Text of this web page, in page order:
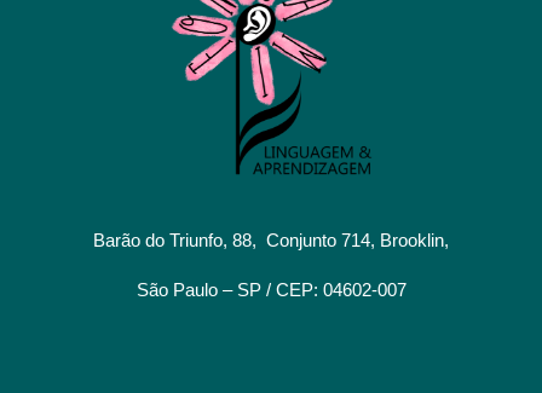
Barão do Triunfo, 88, Conjunto 714, Brooklin,
São Paulo – SP / CEP: 04602-007